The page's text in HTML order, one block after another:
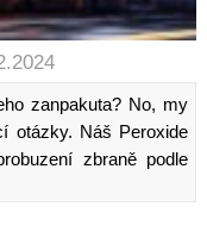
zanpakuta? No, my
otázky. Náš Peroxide
zbraně podle